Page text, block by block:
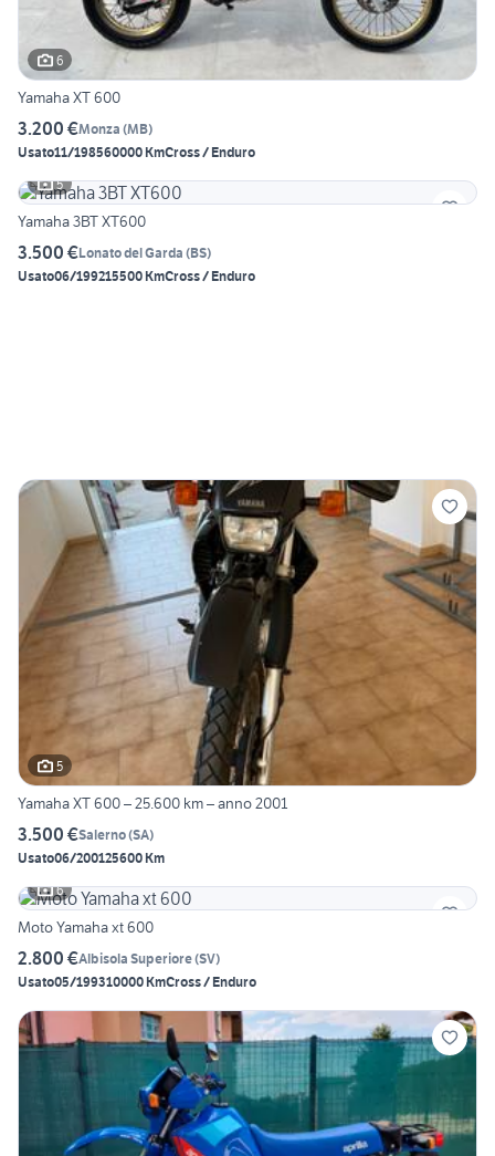
6
Yamaha XT 600
3.200 €Monza (MB)
Usato11/198560000 KmCross / Enduro
5
Yamaha 3BT XT600
3.500 €Lonato del Garda (BS)
Usato06/199215500 KmCross / Enduro
5
Yamaha XT 600 – 25.600 km – anno 2001
3.500 €Salerno(SA)
Usato06/200125600 Km
6
Moto Yamaha xt 600
2.800 €Albisola Superiore(SV)
Usato05/199310000 KmCross / Enduro